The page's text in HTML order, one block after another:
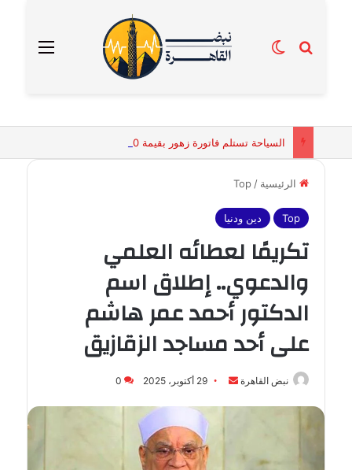
القائمة بحث عنالوضع المظلم
الرئيسية /
Top
Top دين ودنيا
تكريمًا لعطائه العلمي
والدعوي.. إطلاق اسم
الدكتور أحمد عمر هاشم
على أحد مساجد الزقازيق
نبض القاهرة
أرسل
إلكترونيا
29 أكتوبر، 2025 0